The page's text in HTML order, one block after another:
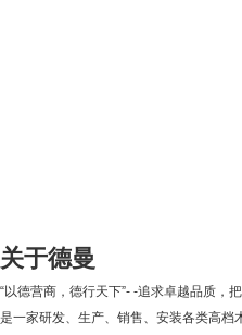
关于德曼
“以德营商，德行天下”- -追求卓越品质，
是一家研发、生产、销售、安装各类高